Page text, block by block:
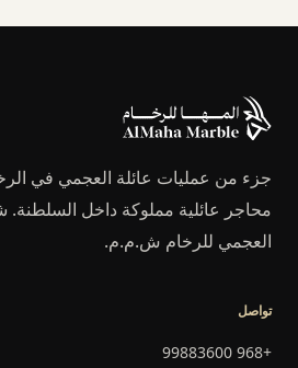
محاجر عائلية مملوكة داخل
العجمي للرخام ش.م.م.
تواصل
+968 99883600